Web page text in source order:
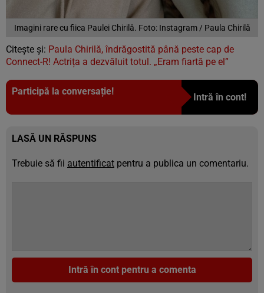
Imagini rare cu fiica Paulei Chirilă. Foto: Instagram / Paula Chirilă
Citește și: Paula Chirilă, îndrăgostită până peste cap de
Connect-R! Actrița a dezvăluit totul. „Eram fiartă pe el”
Participă la conversație!
Intră în cont!
LASĂ UN RĂSPUNS
Trebuie să fii autentificat pentru a publica un comentariu.
Intră în cont pentru a comenta